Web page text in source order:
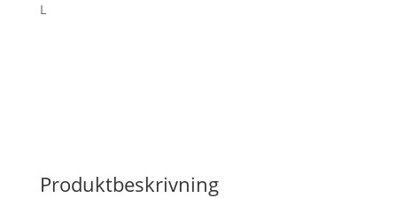
L
Produktbeskrivning